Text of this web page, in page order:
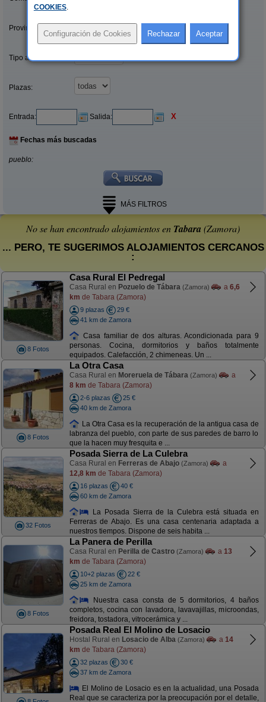
Provincias/Islas:
Tipo alquiler:
Plazas:
Entrada: Salida: X
Fechas más buscadas
pueblo:
MÁS FILTROS
No se han encontrado alojamientos en Tabara (Zamora)
... PERO, TE SUGERIMOS ALOJAMIENTOS CERCANOS
:
8 Fotos
Casa Rural El Pedregal
Casa Rural en Pozuelo de Tábara (Zamora) a 6,6
km de Tabara (Zamora)
9 plazas
29 €
41 km de Zamora
Casa familiar de dos alturas. Acondicionada para 9
personas. Cocina, dormitorios y baños totalmente
equipados. Calefacción, 2 chimeneas. Un ...
8 Fotos
La Otra Casa
Casa Rural en Moreruela de Tábara (Zamora)
a
8 km de Tabara (Zamora)
2-6 plazas
25 €
40 km de Zamora
La Otra Casa es la recuperación de la antigua casa de
labranza del pueblo, con parte de sus paredes de barro lo
que la hacen muy fresquita e ...
32 Fotos
Posada Sierra de La Culebra
Casa Rural en Ferreras de Abajo (Zamora)
a
12,8 km de Tabara (Zamora)
16 plazas
40 €
60 km de Zamora
La Posada Sierra de la Culebra está situada en
Ferreras de Abajo. Es una casa centenaria adaptada a
nuestros tiempos. Dispone de seis habita ...
8 Fotos
La Panera de Perilla
Casa Rural en Perilla de Castro (Zamora) a 13
km de Tabara (Zamora)
10+2 plazas
22 €
25 km de Zamora
Nuestra casa consta de 5 dormitorios, 4 baños
completos, cocina con lavadora, lavavajillas, microondas,
freidora, tostadora, vitrocerámica y ...
Posada Real El Molino de Losacio
Hostal Rural en Losacio de Alba (Zamora) a 14
km de Tabara (Zamora)
32 plazas
30 €
37 km de Zamora
El Molino de Losacio es en la actualidad, una Posada
Real que se caracteriza por la preocupación por el detalle,
COOKIES.